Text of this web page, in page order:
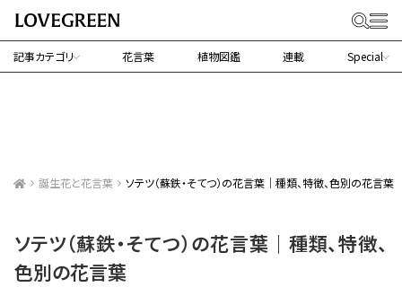
記事カテゴリ 花言葉 植物図鑑 連載 Special
誕生花と花言葉 ソテツ（蘇鉄・そてつ）の花言葉｜種類、特徴、色別の花言
ソテツ（蘇鉄・そてつ）の花言葉｜種類、特徴、
色別の花言葉